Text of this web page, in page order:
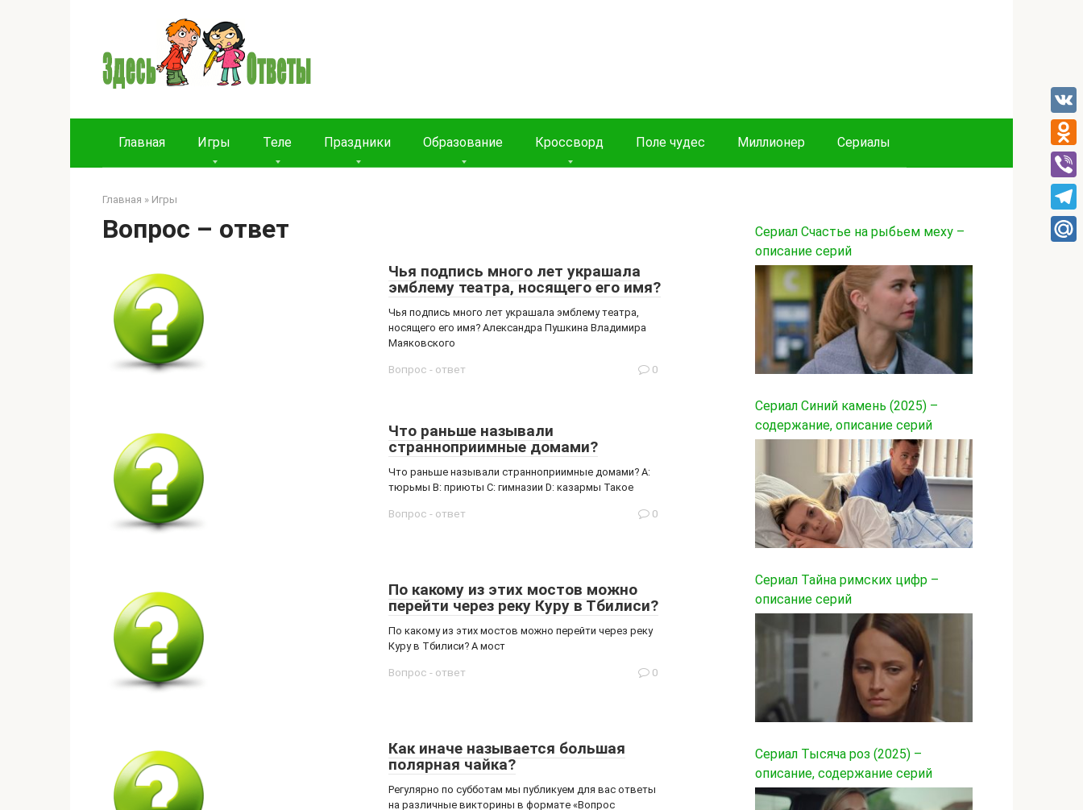
Главная Игры Теле Праздники Образование Кроссворд Поле чудес Миллионер Сериалы
Главная » Игры
Вопрос – ответ
Чья подпись много лет украшала
эмблему театра, носящего его имя?
Чья подпись много лет украшала эмблему театра,
носящего его имя? Александра Пушкина Владимира
Маяковского
Вопрос - ответ 0
Что раньше называли
странноприимные домами?
Что раньше называли странноприимные домами? A:
тюрьмы B: приюты C: гимназии D: казармы Такое
Вопрос - ответ 0
По какому из этих мостов можно
перейти через реку Куру в Тбилиси?
По какому из этих мостов можно перейти через реку
Куру в Тбилиси? А мост
Вопрос - ответ 0
Как иначе называется большая
полярная чайка?
Регулярно по субботам мы публикуем для вас ответы
на различные викторины в формате «Вопрос
Сериал Счастье на рыбьем меху –
описание серий
Сериал Синий камень (2025) –
содержание, описание серий
Сериал Тайна римских цифр –
описание серий
Сериал Тысяча роз (2025) –
описание, содержание серий
VK
Viber